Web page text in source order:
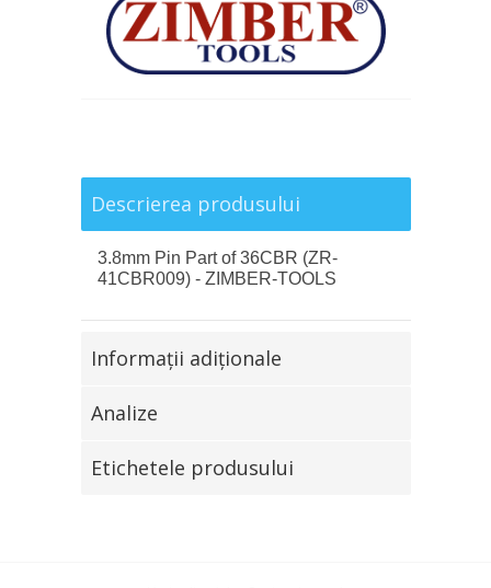
Descrierea produsului
3.8mm Pin Part of 36CBR (ZR-
41CBR009) - ZIMBER-TOOLS
Informaţii adiţionale
Analize
Etichetele produsului